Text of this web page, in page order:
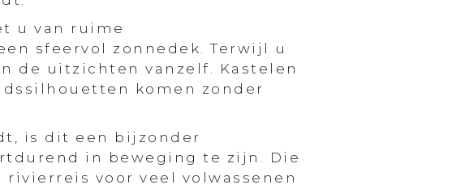
u van ruime
sfeervol zonnedek. Terwijl u
de uitzichten vanzelf. Kastelen
komen zonder
is dit een bijzonder
in beweging te zijn. Die
voor veel volwassenen